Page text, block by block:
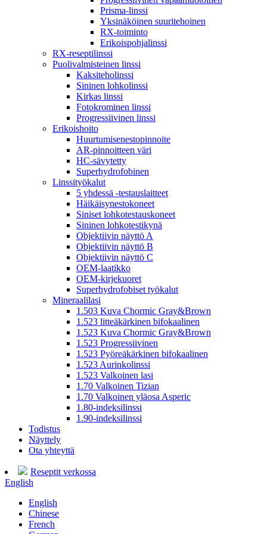
Prisma-linssi
Yksinäköinen suuritehoinen
RX-toiminto
Erikoispohjalinssi
RX-reseptilinssi
Puolivalmisteinen linssi
Kaksiteholinssi
Sininen lohkolinssi
Kirkas linssi
Fotokrominen linssi
Progressiivinen linssi
Erikoishoito
Huurtumisenestopinnoite
AR-pinnoitteen väri
HC-sävytetty
Superhydrofobinen
Linssityökalut
5 yhdessä -testauslaitteet
Häikäisynestokoneet
Siniset lohkotestauskoneet
Sininen lohkotestikynä
Objektiivin näyttö A
Objektiivin näyttö B
Objektiivin näyttö C
OEM-laatikko
OEM-kirjekuoret
Superhydrofobiset työkalut
Mineraalilasi
1.503 Kuva Chormic Gray&Brown
1.523 litteäkärkinen bifokaalinen
1.523 Kuva Chormic Gray&Brown
1.523 Progressiivinen
1.523 Pyöreäkärkinen bifokaalinen
1.523 Aurinkolinssi
1.523 Valkoinen lasi
1.70 Valkoinen Tizian
1.70 Valkoinen yläosa Asperic
1.80-indeksilinssi
1.90-indeksilinssi
Todistus
Näyttely
Ota yhteyttä
Reseptit verkossa
English
English
Chinese
French